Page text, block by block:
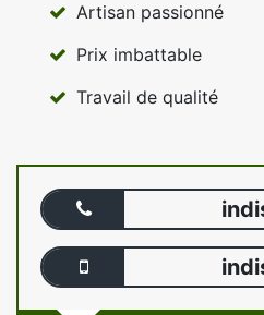
Artisan passionné
Prix imbattable
Travail de qualité